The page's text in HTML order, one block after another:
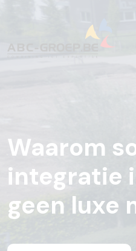
Waarom
integratie
geen luxe